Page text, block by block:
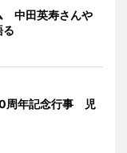
中田英寿さんや
る
周年記念行事 児